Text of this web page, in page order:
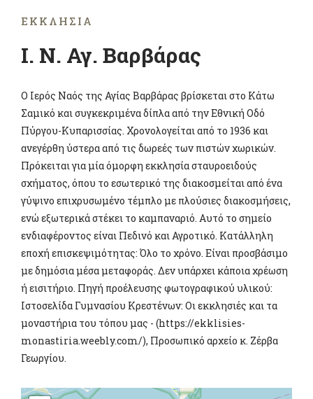
ΕΚΚΛΗΣΊΑ
Ι. Ν. Αγ. Βαρβάρας
Ο Ιερός Ναός της Αγίας Βαρβάρας βρίσκεται στο Κάτω
Σαμικό και συγκεκριμένα δίπλα από την Εθνική Οδό
Πύργου-Κυπαρισσίας. Χρονολογείται από το 1936 και
ανεγέρθη ύστερα από τις δωρεές των πιστών χωρικών.
Πρόκειται για μία όμορφη εκκλησία σταυροειδούς
σχήματος, όπου το εσωτερικό της διακοσμείται από ένα
γύψινο επιχρυσωμένο τέμπλο με πλούσιες διακοσμήσεις,
ενώ εξωτερικά στέκει το καμπαναριό. Αυτό το σημείο
ενδιαφέροντος είναι Πεδινό και Αγροτικό. Κατάλληλη
εποχή επισκεψιμότητας: Όλο το χρόνο. Είναι προσβάσιμο
με δημόσια μέσα μεταφοράς. Δεν υπάρχει κάποια χρέωση
ή εισιτήριο. Πηγή προέλευσης φωτογραφικού υλικού:
Ιστοσελίδα Γυμνασίου Κρεστένων: Οι εκκλησιές και τα
μοναστήρια του τόπου μας - (https://ekklisies-
monastiria.weebly.com/), Προσωπικό αρχείο κ. Ζέρβα
Γεωργίου.